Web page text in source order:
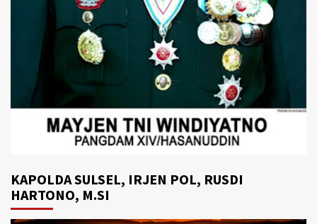
KAPOLDA SULSEL, IRJEN POL, RUSDI
HARTONO, M.SI